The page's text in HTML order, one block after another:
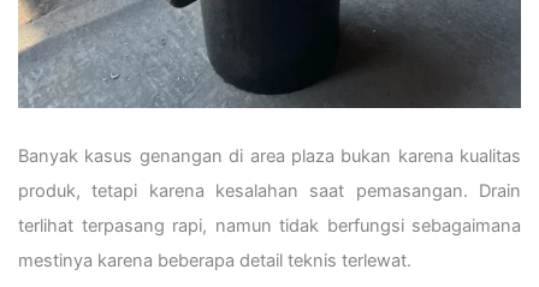
Banyak kasus genangan di area plaza bukan karena kualitas
produk, tetapi karena kesalahan saat pemasangan. Drain
terlihat terpasang rapi, namun tidak berfungsi sebagaimana
mestinya karena beberapa detail teknis terlewat.